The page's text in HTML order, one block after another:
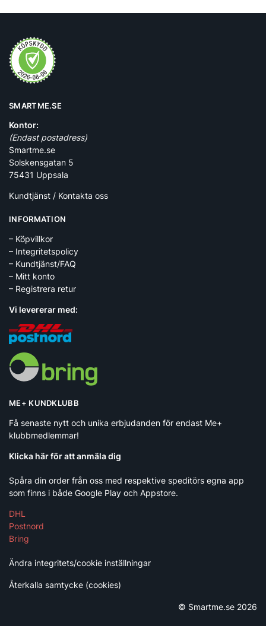
SMARTME.SE
Kontor:
(Endast postadress)
Smartme.se
Solskensgatan 5
75431 Uppsala
Kundtjänst / Kontakta oss
INFORMATION
– Köpvillkor
– Integritetspolicy
– Kundtjänst/FAQ
– Mitt konto
– Registrera retur
Vi levererar med:
ME+ KUNDKLUBB
Få senaste nytt och unika erbjudanden för endast Me+
klubbmedlemmar!
Klicka här för att anmäla dig
Spåra din order från oss med respektive speditörs egna app
som finns i både Google Play och Appstore.
DHL
Postnord
Bring
Ändra integritets/cookie inställningar
Återkalla samtycke (cookies)
© Smartme.se 2026